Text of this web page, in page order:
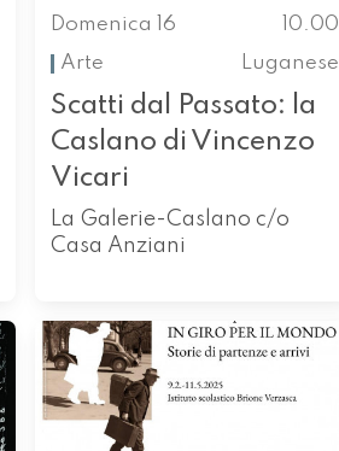
Domenica 16
10.00
Arte
Luganese
Scatti dal Passato: la
Caslano di Vincenzo
Vicari
La Galerie-Caslano c/o
Casa Anziani